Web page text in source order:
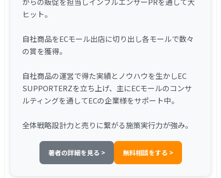
ヒット。
自社商品をECモール出店に切り出し各モールで数々
の賞を獲得。
自社商品の運営で得た実績とノウハウを生かしEC
SUPPORTERZを立ち上げ、主にECモールのコンサ
ルティングを通してECの企業様をサポート中。
全体戦略設計力と売りに繋がる施策実行力が強み。
著者の詳細を見る > 無料相談をする >